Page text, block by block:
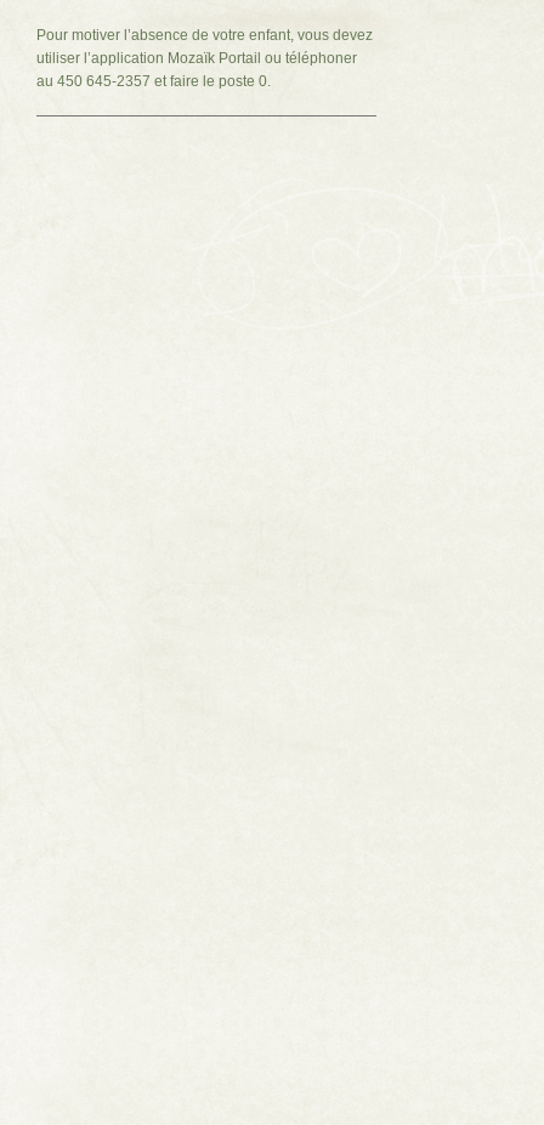
Pour motiver l’absence de votre enfant, vous devez
utiliser l’application Mozaïk Portail ou téléphoner
au 450 645-2357 et faire le poste 0.